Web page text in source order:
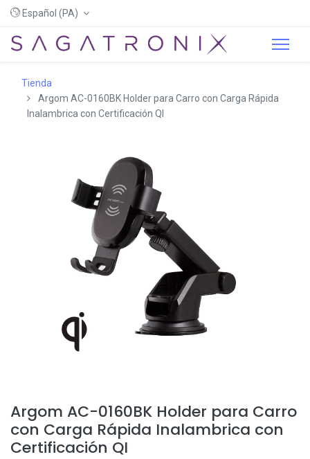
Español (PA)
Tienda
Argom AC-0160BK Holder para Carro con Carga Rápida
Inalambrica con Certificación QI
Argom AC-0160BK Holder para Carro
con Carga Rápida Inalambrica con
Certificación QI